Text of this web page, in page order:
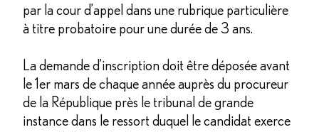
par la cour d’appel dans une rubrique particulière
à titre probatoire pour une durée de 3 ans.
La demande d’inscription doit être déposée avant
le 1er mars de chaque année auprès du procureur
de la République près le tribunal de grande
instance dans le ressort duquel le candidat exerce